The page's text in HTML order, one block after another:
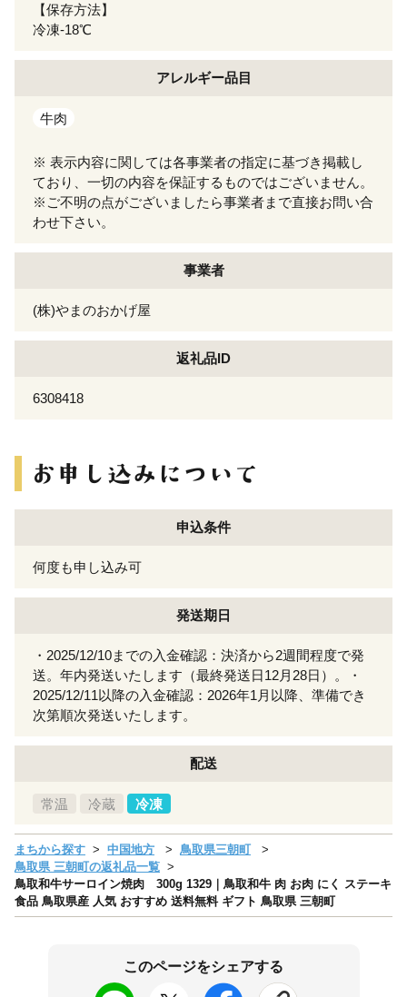
【保存方法】
冷凍-18℃
アレルギー品目
牛肉
※ 表示内容に関しては各事業者の指定に基づき掲載し
ており、一切の内容を保証するものではございません。
※ご不明の点がございましたら事業者まで直接お問い合
わせ下さい。
事業者
(株)やまのおかげ屋
返礼品ID
6308418
申込条件
何度も申し込み可
発送期日
・2025/12/10までの入金確認：決済から2週間程度で発
送。年内発送いたします（最終発送日12月28日）。・
2025/12/11以降の入金確認：2026年1月以降、準備でき
次第順次発送いたします。
配送
常温 冷蔵 冷凍
まちから探す 中国地方
鳥取県三朝町
鳥取県 三朝町の返礼品一覧
鳥取和牛サーロイン焼肉 300g 1329｜鳥取和牛 肉 お肉 にく ステーキ
食品 鳥取県産 人気 おすすめ 送料無料 ギフト 鳥取県 三朝町
このページをシェアする